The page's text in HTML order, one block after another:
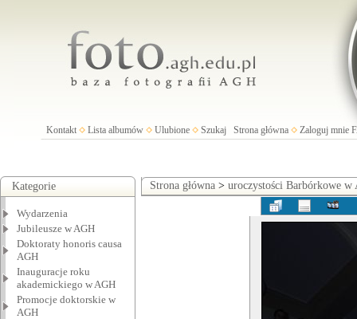
Kontakt Lista albumów Ulubione Szukaj Strona główna Zaloguj mnie
Kategorie
Wydarzenia
Jubileusze w AGH
Doktoraty honoris causa
AGH
Inauguracje roku
akademickiego w AGH
Promocje doktorskie w
AGH
Strona główna > uroczystości Barbórkowe w